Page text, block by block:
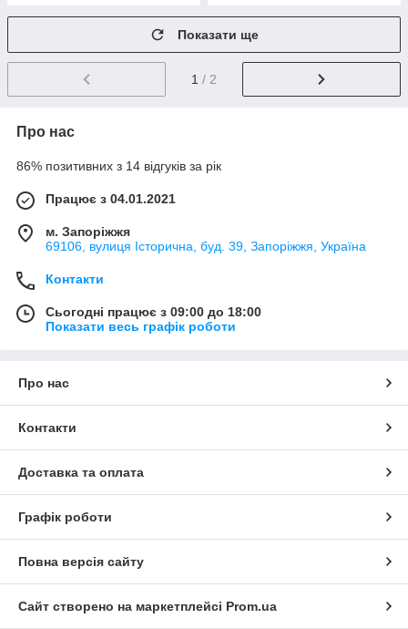
Показати ще
1 / 2
Про нас
86% позитивних з 14 відгуків за рік
Працює з 04.01.2021
м. Запоріжжя
69106, вулиця Історична, буд. 39, Запоріжжя, Україна
Контакти
Сьогодні працює з 09:00 до 18:00
Показати весь графік роботи
Про нас
Контакти
Доставка та оплата
Графік роботи
Повна версія сайту
Сайт створено на маркетплейсі Prom.ua